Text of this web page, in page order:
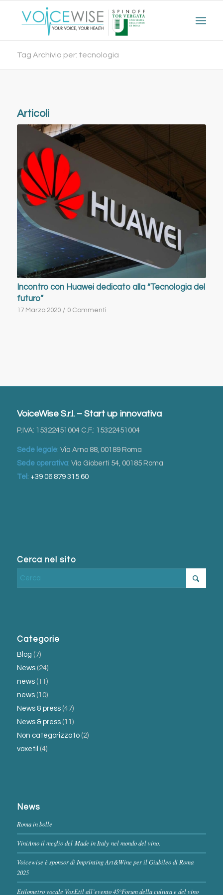
Tag Archivio per: tecnologia
Articoli
Incontro con Huawei dedicato alla “Tecnologia del
futuro”
17 Marzo 2020 / 0 Commenti
VoiceWise S.r.l. – Start up innovativa
P.IVA: 15322451004 C.F.: 15322451004
Sede legale: Via Arno 88, 00189 Roma
Sede operativa: Via Gioberti 54, 00185 Roma
Tel : +39 06 879 315 60
Cerca nel sito
Categorie
Blog (7)
News(24)
news(11)
news(10)
News & press(47)
News & press(11)
Non categorizzato(2)
voxetil (4)
News
Roma in bolle
ViniAmo il meglio del Made in Italy nel mondo del vino.
Voicewise è sponsor di Imprinting Art&Wine per il Giubileo di Roma
2025
Etilometro vocale VoxEtil all’evento 45°Forum della cultura e del vino